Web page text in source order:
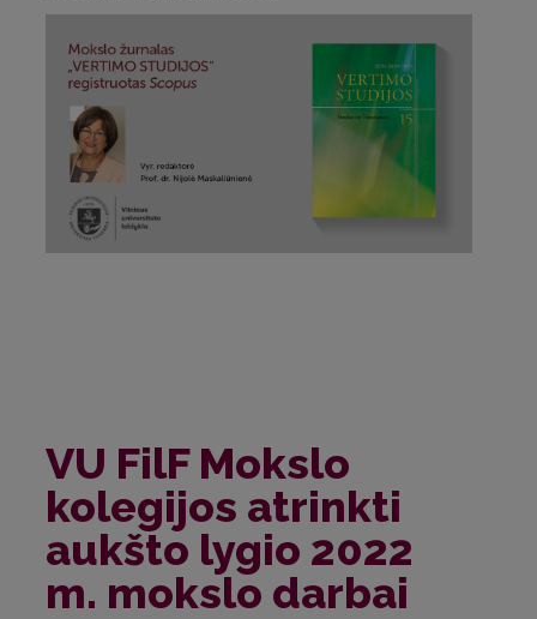
VU FilF Mokslo
kolegijos atrinkti
aukšto lygio 2022
m. mokslo darbai